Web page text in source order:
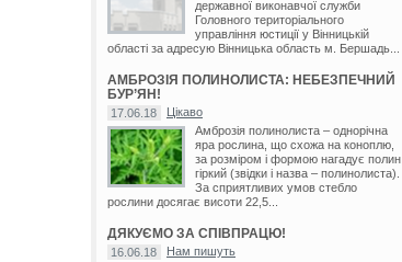
державної виконавчої служби
Головного територіального
управління юстиції у Вінницькій
області за адресую Вінницька область м. Бершадь...
АМБРОЗІЯ ПОЛИНОЛИСТА: НЕБЕЗПЕЧНИЙ
БУР’ЯН!
17.06.18
Цікаво
Амброзія полинолиста – однорічна
яра рослина, що схожа на коноплю,
за розміром і формою нагадує полин
гіркий (звідки і назва – полинолиста).
За сприятливих умов стебло
рослини досягає висоти 22,5...
ДЯКУЄМО ЗА СПІВПРАЦЮ!
16.06.18
Нам пишуть